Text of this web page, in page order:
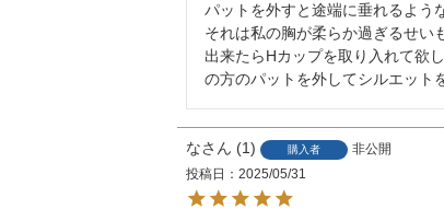
パットを外すと途端に垂れるよう
それは私の胸が柔らか過ぎるせい
出来たらHカップを取り入れて欲
の方のパットを外してシルエット
な 1 購入者
非公開
投稿日
2025/05/31